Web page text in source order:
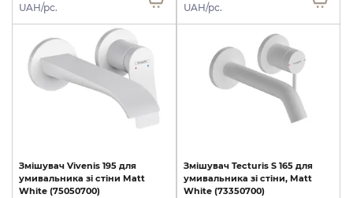
UAH/pc. UAH/pc.
Змішувач Vivenis 195 для
умивальника зі стіни Matt
White (75050700)
Змішувач Tecturis S 165 для
умивальника зі стіни, Matt
White (73350700)